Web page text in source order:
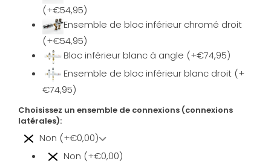
(+€54,95)
Ensemble de bloc inférieur chromé droit
(+€54,95)
Bloc inférieur blanc à angle (+€74,95)
Ensemble de bloc inférieur blanc droit (+
€74,95)
Choisissez un ensemble de connexions (connexions
latérales):
Non (+€0,00)
Non (+€0,00)